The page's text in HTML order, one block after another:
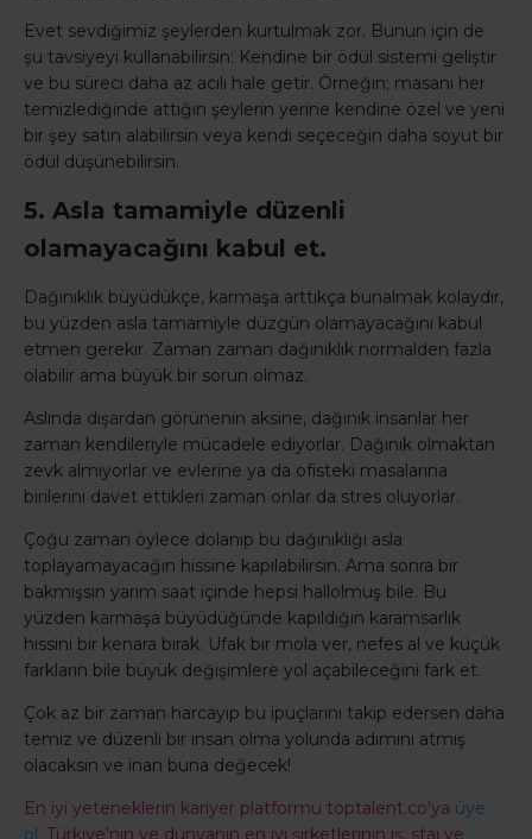
Evet sevdiğimiz şeylerden kurtulmak zor. Bunun için de
şu tavsiyeyi kullanabilirsin: Kendine bir ödül sistemi geliştir
ve bu süreci daha az acılı hale getir. Örneğin; masanı her
temizlediğinde attığın şeylerin yerine kendine özel ve yeni
bir şey satın alabilirsin veya kendi seçeceğin daha soyut bir
ödül düşünebilirsin.
5. Asla tamamiyle düzenli
olamayacağını kabul et.
Dağınıklık büyüdükçe, karmaşa arttıkça bunalmak kolaydır,
bu yüzden asla tamamiyle düzgün olamayacağını kabul
etmen gerekir. Zaman zaman dağınıklık normalden fazla
olabilir ama büyük bir sorun olmaz.
Aslında dışardan görünenin aksine, dağınık insanlar her
zaman kendileriyle mücadele ediyorlar. Dağınık olmaktan
zevk almıyorlar ve evlerine ya da ofisteki masalarına
birilerini davet ettikleri zaman onlar da stres oluyorlar.
Çoğu zaman öylece dolanıp bu dağınıklığı asla
toplayamayacağın hissine kapılabilirsin. Ama sonra bir
bakmışsın yarım saat içinde hepsi hallolmuş bile. Bu
yüzden karmaşa büyüdüğünde kapıldığın karamsarlık
hissini bir kenara bırak. Ufak bir mola ver, nefes al ve küçük
farkların bile büyük değişimlere yol açabileceğini fark et.
Çok az bir zaman harcayıp bu ipuçlarını takip edersen daha
temiz ve düzenli bir insan olma yolunda adımını atmış
olacaksın ve inan buna değecek!
En iyi yeteneklerin kariyer platformu toptalent.co'ya üye
ol, Türkiye'nin ve dünyanın en iyi şirketlerinin iş, staj ve